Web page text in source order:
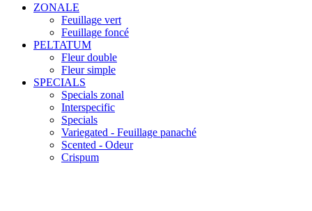
ZONALE
Feuillage vert
Feuillage foncé
PELTATUM
Fleur double
Fleur simple
SPECIALS
Specials zonal
Interspecific
Specials
Variegated - Feuillage panaché
Scented - Odeur
Crispum